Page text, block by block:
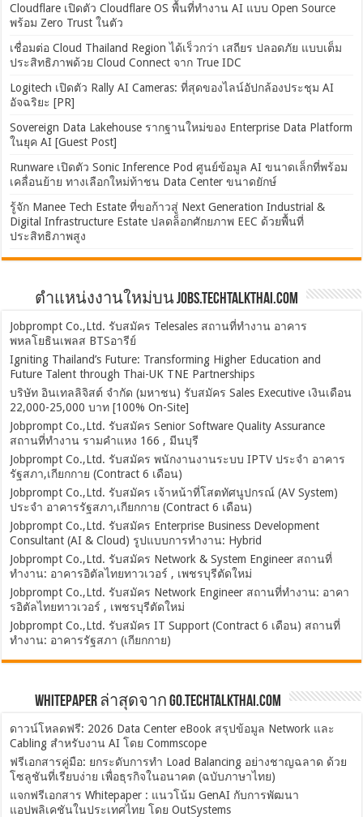
Cloudflare เปิดตัว Cloudflare OS พื้นที่ทำงาน AI แบบ Open Source
พร้อม Zero Trust ในตัว
เชื่อมต่อ Cloud Thailand Region ได้เร็วกว่า เสถียร ปลอดภัย แบบเต็ม
ประสิทธิภาพด้วย Cloud Connect จาก True IDC
Logitech เปิดตัว Rally AI Cameras: ที่สุดของไลน์อัปกล้องประชุม AI
อัจฉริยะ [PR]
Sovereign Data Lakehouse รากฐานใหม่ของ Enterprise Data Platform
ในยุค AI [Guest Post]
Runware เปิดตัว Sonic Inference Pod ศูนย์ข้อมูล AI ขนาดเล็กที่พร้อม
เคลื่อนย้าย ทางเลือกใหม่ท้าชน Data Center ขนาดยักษ์
รู้จัก Manee Tech Estate ที่ขอก้าวสู่ Next Generation Industrial &
Digital Infrastructure Estate ปลดล็อกศักยภาพ EEC ด้วยพื้นที่
ประสิทธิภาพสูง
ตำแหน่งงานใหม่บน Jobs.TechTalkThai.com
Jobprompt Co.,Ltd. รับสมัคร Telesales สถานที่ทำงาน อาคาร
พหลโยธินเพลส BTSอารีย์
Igniting Thailand’s Future: Transforming Higher Education and
Future Talent through Thai-UK TNE Partnerships
บริษัท อินเทลลิจิสต์ จำกัด (มหาชน) รับสมัคร Sales Executive เงินเดือน
22,000-25,000 บาท [100% On-Site]
Jobprompt Co.,Ltd. รับสมัคร Senior Software Quality Assurance
สถานที่ทำงาน รามคำแหง 166 , มีนบุรี
Jobprompt Co.,Ltd. รับสมัคร พนักงานงานระบบ IPTV ประจำ อาคาร
รัฐสภา,เกียกกาย (Contract 6 เดือน)
Jobprompt Co.,Ltd. รับสมัคร เจ้าหน้าที่โสตทัศนูปกรณ์ (AV System)
ประจำ อาคารรัฐสภา,เกียกกาย (Contract 6 เดือน)
Jobprompt Co.,Ltd. รับสมัคร Enterprise Business Development
Consultant (AI & Cloud) รูปแบบการทำงาน: Hybrid
Jobprompt Co.,Ltd. รับสมัคร Network & System Engineer สถานที่
ทำงาน: อาคารอิตัลไทยทาวเวอร์ , เพชรบุรีตัดใหม่
Jobprompt Co.,Ltd. รับสมัคร Network Engineer สถานที่ทำงาน: อาคา
รอิตัลไทยทาวเวอร์ , เพชรบุรีตัดใหม่
Jobprompt Co.,Ltd. รับสมัคร IT Support (Contract 6 เดือน) สถานที่
ทำงาน: อาคารรัฐสภา (เกียกกาย)
Whitepaper ล่าสุดจาก Go.TechTalkThai.com
ดาวน์โหลดฟรี: 2026 Data Center eBook สรุปข้อมูล Network และ
Cabling สำหรับงาน AI โดย Commscope
ฟรีเอกสารคู่มือ: ยกระดับการทำ Load Balancing อย่างชาญฉลาด ด้วย
โซลูชันที่เรียบง่าย เพื่อธุรกิจในอนาคต (ฉบับภาษาไทย)
แจกฟรีเอกสาร Whitepaper : แนวโน้ม GenAI กับการพัฒนา
แอปพลิเคชันในประเทศไทย โดย OutSystems